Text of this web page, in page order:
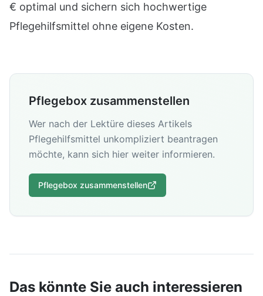
€ optimal und sichern sich hochwertige
Pflegehilfsmittel ohne eigene Kosten.
Pflegebox zusammenstellen
Wer nach der Lektüre dieses Artikels
Pflegehilfsmittel unkompliziert beantragen
möchte, kann sich hier weiter informieren.
Pflegebox zusammenstellen
Das könnte Sie auch interessieren